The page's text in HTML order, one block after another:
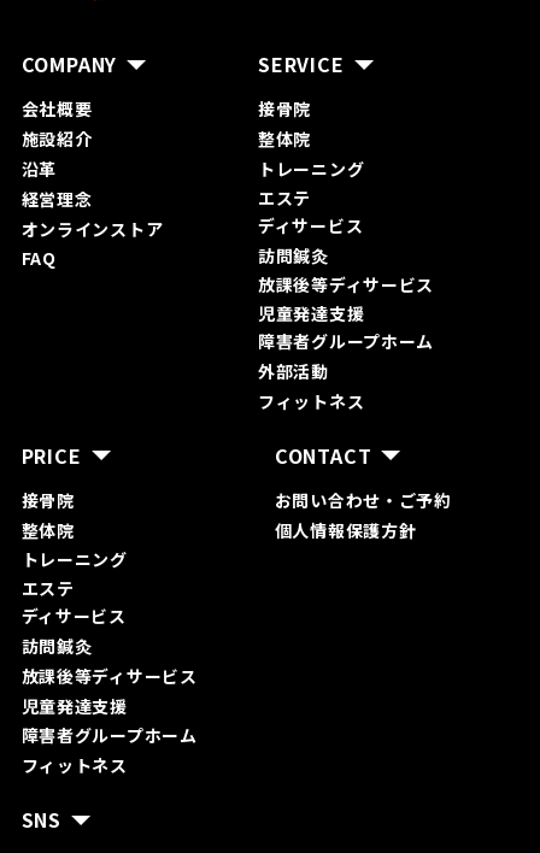
COMPANY
会社概要
施設紹介
沿革
経営理念
オンラインストア
FAQ
SERVICE
接骨院
整体院
トレーニング
エステ
ディサービス
訪問鍼灸
放課後等ディサービス
児童発達支援
障害者グループホーム
外部活動
フィットネス
PRICE
接骨院
整体院
トレーニング
エステ
ディサービス
訪問鍼灸
放課後等ディサービス
児童発達支援
障害者グループホーム
フィットネス
CONTACT
お問い合わせ・ご予約
個人情報保護方針
SNS